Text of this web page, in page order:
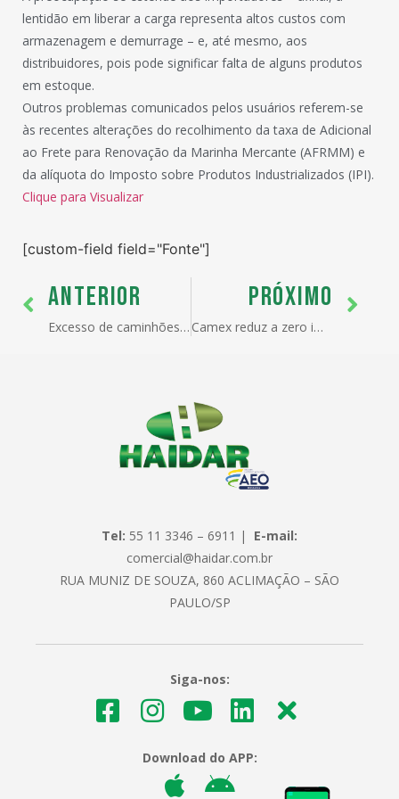
lentidão em liberar a carga representa altos custos com
armazenagem e demurrage – e, até mesmo, aos
distribuidores, pois pode significar falta de alguns produtos
em estoque.
Outros problemas comunicados pelos usuários referem-se
às recentes alterações do recolhimento da taxa de Adicional
ao Frete para Renovação da Marinha Mercante (AFRMM) e
da alíquota do Imposto sobre Produtos Industrializados (IPI).
Clique para Visualizar
[custom-field field="Fonte"]
ANTERIOR
Excesso de caminhões devido ao período da safra de soja congestiona rodovias do litoral de São Paulo que dão acesso ao Porto de Santos
PRÓXIMO
Camex reduz a zero imposto de importação sobre produtos automotivos
Tel: 55 11 3346 – 6911 | E-mail:
comercial@haidar.com.br
RUA MUNIZ DE SOUZA, 860 ACLIMAÇÃO – SÃO
PAULO/SP
Siga-nos:
Download do APP: